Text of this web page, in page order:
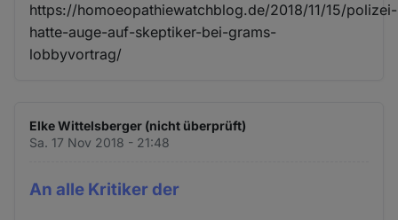
https://homoeopathiewatchblog.de/2018/11/15/polizei-
hatte-auge-auf-skeptiker-bei-grams-
lobbyvortrag/
Elke Wittelsberger (nicht überprüft)
Sa. 17 Nov 2018 - 21:48
An alle Kritiker der